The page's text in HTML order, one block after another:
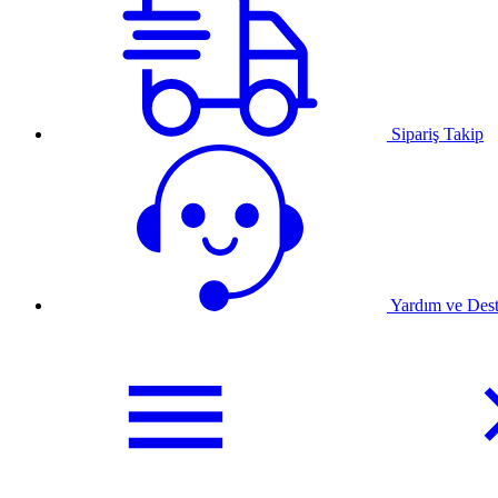
Sipariş Takip
Yardım ve